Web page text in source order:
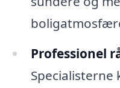
Professionel
Specialisterne